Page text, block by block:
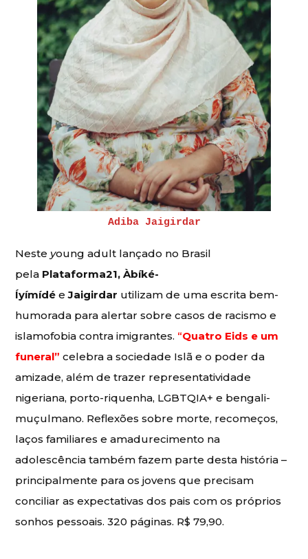
Adiba Jaigirdar
Neste young adult lançado no Brasil
pela Plataforma21, Àbíké-
Íyímídée Jaigirdar utilizam de uma escrita bem-
humorada para alertar sobre casos de racismo e
islamofobia contra imigrantes. “Quatro Eids e um
funeral” celebra a sociedade Islã e o poder da
amizade, além de trazer representatividade
nigeriana, porto-riquenha, LGBTQIA+ e bengali-
muçulmano. Reflexões sobre morte, recomeços,
laços familiares e amadurecimento na
adolescência também fazem parte desta história –
principalmente para os jovens que precisam
conciliar as expectativas dos pais com os próprios
sonhos pessoais. 320 páginas. R$ 79,90.